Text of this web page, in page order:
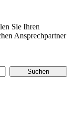
Sie Ihren
Ansprechpartner